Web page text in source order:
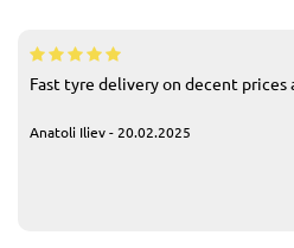
Fast tyre delivery on decent prices
Anatoli Iliev - 20.02.2025